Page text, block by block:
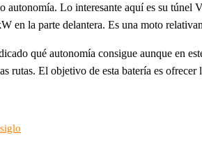
Lo interesante aquí es su túnel
en la parte delantera. Es una moto
qué autonomía consigue aunque en
rutas. El objetivo de esta batería es